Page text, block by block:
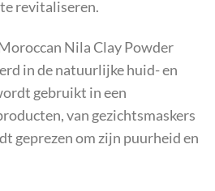
revitaliseren.
Nila Clay Powder
in de natuurlijke huid- en
gebruikt in een
van gezichtsmaskers
geprezen om zijn puurheid en